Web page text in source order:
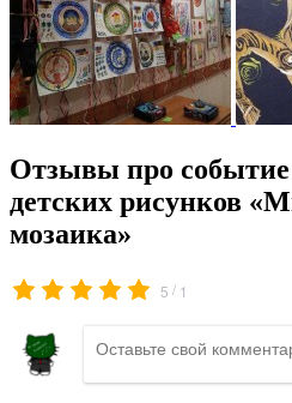
Отзывы про
детских рисунков
мозаика»
5 / 1